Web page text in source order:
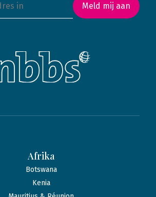
Meld mij aan
Afrika
Botswana
Kenia